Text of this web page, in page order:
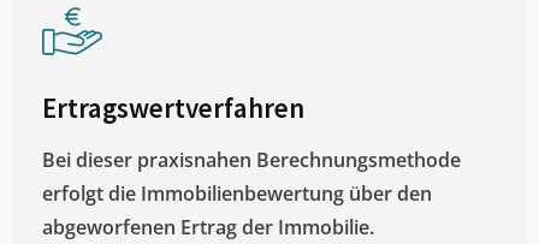
Ertragswertverfahren
Bei dieser praxisnahen Berechnungsmethode
erfolgt die Immobilienbewertung über den
abgeworfenen Ertrag der Immobilie.